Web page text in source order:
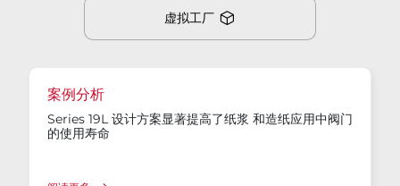
虚拟工厂​​​​​​​
案例分析
Series 19L 设计方案显著提高了纸浆 和造纸应用中阀门
的使用寿命